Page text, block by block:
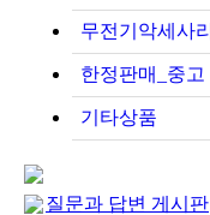
무전기악세사리
한정판매_중고
기타상품
질문과 답변 게시판